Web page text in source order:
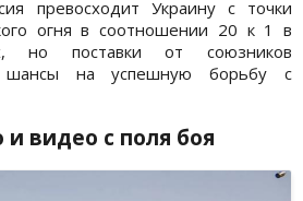
превосходит Украину с точки
огня в соотношении 20 к 1 в
но поставки от союзников
шансы на успешную борьбу с
видео с поля боя